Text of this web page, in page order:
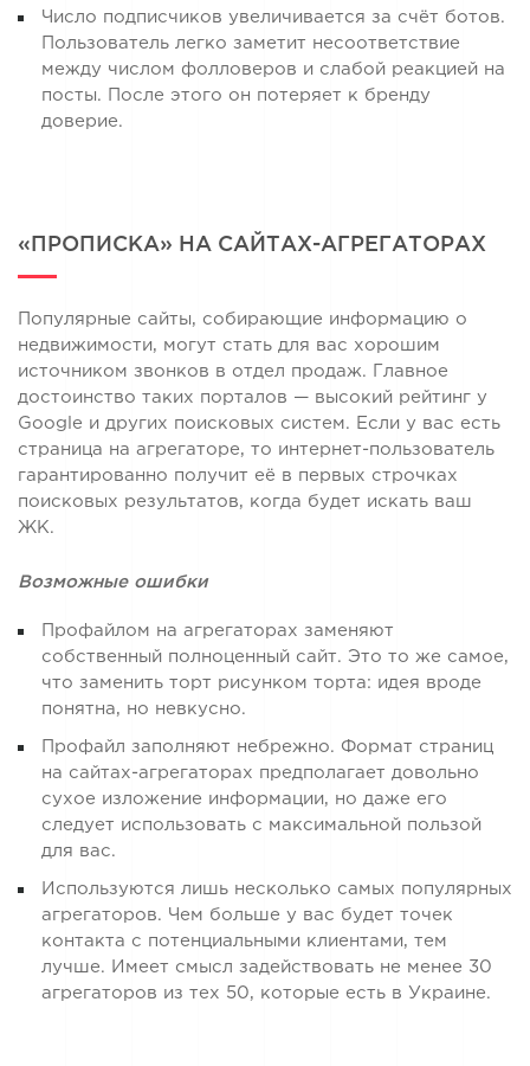
Число подписчиков увеличивается за счёт ботов.
Пользователь легко заметит несоответствие
между числом фолловеров и слабой реакцией на
посты. После этого он потеряет к бренду
доверие.
«ПРОПИСКА» НА САЙТАХ-АГРЕГАТОРАХ
Популярные сайты, собирающие информацию о
недвижимости, могут стать для вас хорошим
источником звонков в отдел продаж. Главное
достоинство таких порталов — высокий рейтинг у
Google и других поисковых систем. Если у вас есть
страница на агрегаторе, то интернет-пользователь
гарантированно получит её в первых строчках
поисковых результатов, когда будет искать ваш
ЖК.
Возможные ошибки
Профайлом на агрегаторах заменяют
собственный полноценный сайт. Это то же самое,
что заменить торт рисунком торта: идея вроде
понятна, но невкусно.
Профайл заполняют небрежно. Формат страниц
на сайтах-агрегаторах предполагает довольно
сухое изложение информации, но даже его
следует использовать с максимальной пользой
для вас.
Используются лишь несколько самых популярных
агрегаторов. Чем больше у вас будет точек
контакта с потенциальными клиентами, тем
лучше. Имеет смысл задействовать не менее 30
агрегаторов из тех 50, которые есть в Украине.